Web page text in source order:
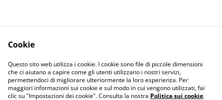
Contact Us
Legal Terms
Privacy Policy
Cookie Policy
Cookie
Questo sito web utilizza i cookie. I cookie sono file di piccole dimensioni
che ci aiutano a capire come gli utenti utilizzano i nostri servizi,
permettendoci di migliorare ulteriormente la loro esperienza. Per
maggiori informazioni sui cookie e sul modo in cui vengono utilizzati, fai
clic su "Impostazioni dei cookie". Consulta la nostra Politica sui cookie.